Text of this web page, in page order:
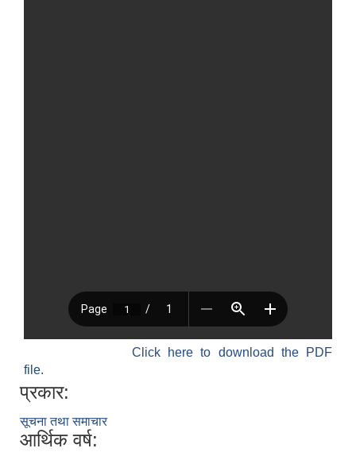
Click here to download the PDF
file.
प्रकार:
सूचना तथा समाचार
आर्थिक वर्ष: